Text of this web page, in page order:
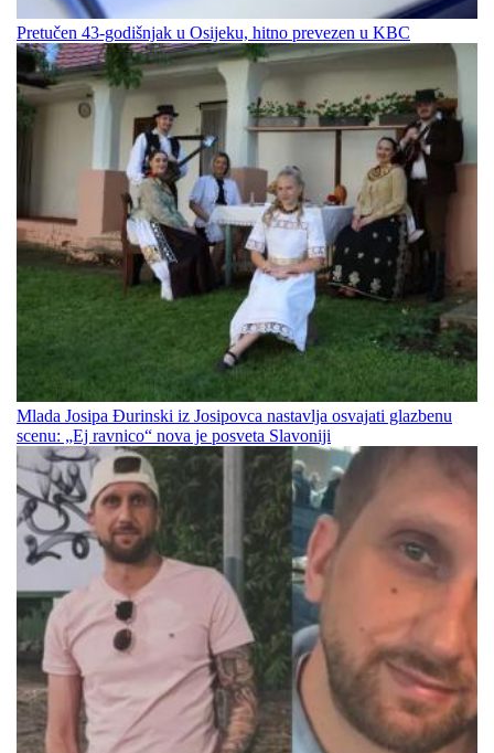
Pretučen 43-godišnjak u Osijeku, hitno prevezen u KBC
Mlada Josipa Đurinski iz Josipovca nastavlja osvajati glazbenu
scenu: „Ej ravnico“ nova je posveta Slavoniji